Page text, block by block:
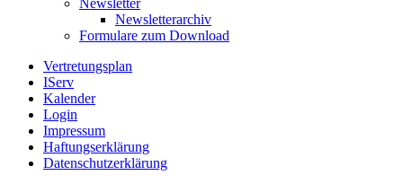
Newsletterarchiv
Formulare zum Download
Vertretungsplan
IServ
Kalender
Login
Impressum
Haftungserklärung
Datenschutzerklärung